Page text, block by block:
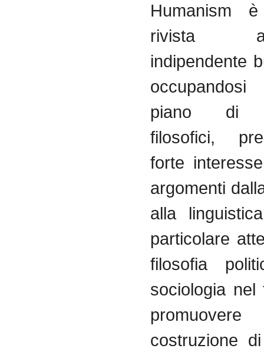
Humanism è
rivista
indipendente
occupandosi
piano di
filosofici,
forte interesse
argomenti
alla
linguistica
particolare
filosofia
sociologia nel
promuovere
costruzione di